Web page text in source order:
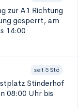
zur A1 Richtung
gesperrt, am
14:00
seit 5 Std
Stinderhof
08:00 Uhr bis